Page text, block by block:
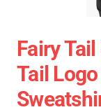
Fairy
Tail